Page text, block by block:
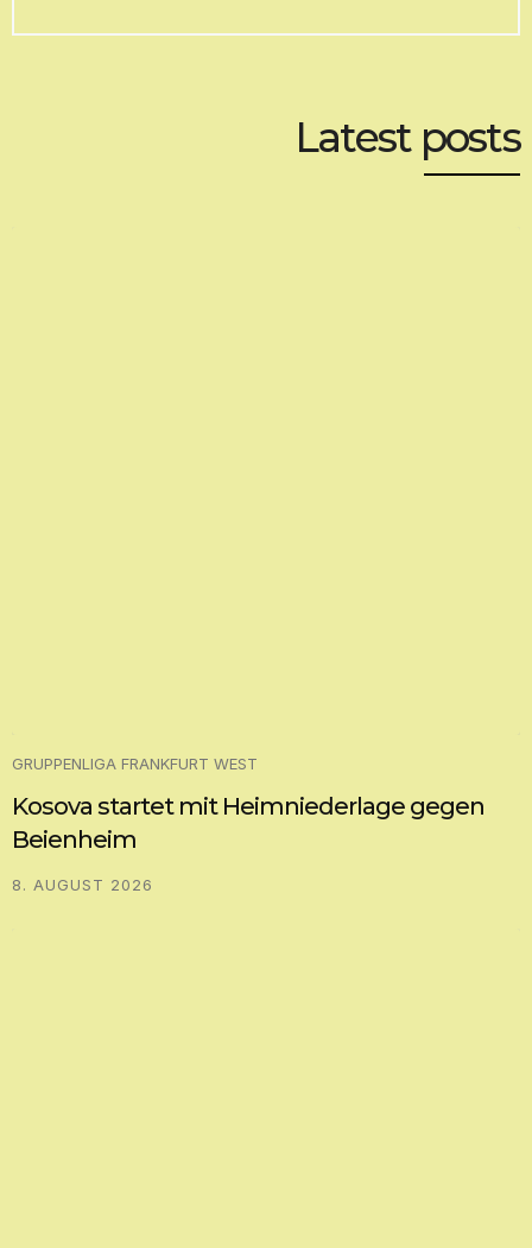
Latest posts
GRUPPENLIGA FRANKFURT WEST
Kosova startet mit Heimniederlage gegen
Beienheim
8. AUGUST 2026